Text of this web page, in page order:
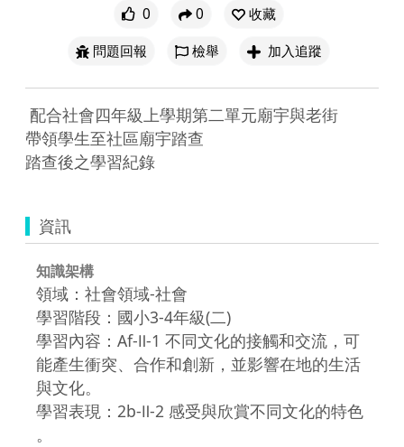
0 0
收藏
問題回報
檢舉 加入追蹤
帶領學生至社區廟宇踏查
踏查後之學習紀錄
資訊
知識架構
領域：社會領域-社會
學習階段：國小3-4年級(二)
學習內容：Af-Ⅱ-1 不同文化的接觸和交流，可
能產生衝突、合作和創新，並影響在地的生活
與文化。
學習表現：2b-Ⅱ-2 感受與欣賞不同文化的特色
。